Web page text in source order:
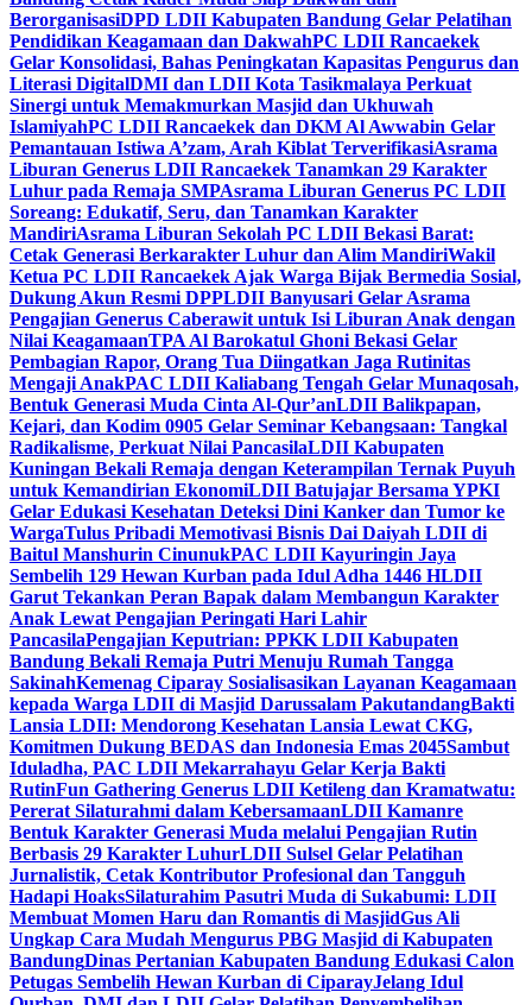
BerorganisasiDPD LDII Kabupaten Bandung Gelar Pelatihan
Pendidikan Keagamaan dan DakwahPC LDII Rancaekek
Gelar Konsolidasi, Bahas Peningkatan Kapasitas Pengurus dan
Literasi DigitalDMI dan LDII Kota Tasikmalaya Perkuat
Sinergi untuk Memakmurkan Masjid dan Ukhuwah
IslamiyahPC LDII Rancaekek dan DKM Al Awwabin Gelar
Pemantauan Istiwa A’zam, Arah Kiblat TerverifikasiAsrama
Liburan Generus LDII Rancaekek Tanamkan 29 Karakter
Luhur pada Remaja SMPAsrama Liburan Generus PC LDII
Soreang: Edukatif, Seru, dan Tanamkan Karakter
MandiriAsrama Liburan Sekolah PC LDII Bekasi Barat:
Cetak Generasi Berkarakter Luhur dan Alim MandiriWakil
Ketua PC LDII Rancaekek Ajak Warga Bijak Bermedia Sosial,
Dukung Akun Resmi DPPLDII Banyusari Gelar Asrama
Pengajian Generus Caberawit untuk Isi Liburan Anak dengan
Nilai KeagamaanTPA Al Barokatul Ghoni Bekasi Gelar
Pembagian Rapor, Orang Tua Diingatkan Jaga Rutinitas
Mengaji AnakPAC LDII Kaliabang Tengah Gelar Munaqosah,
Bentuk Generasi Muda Cinta Al-Qur’anLDII Balikpapan,
Kejari, dan Kodim 0905 Gelar Seminar Kebangsaan: Tangkal
Radikalisme, Perkuat Nilai PancasilaLDII Kabupaten
Kuningan Bekali Remaja dengan Keterampilan Ternak Puyuh
untuk Kemandirian EkonomiLDII Batujajar Bersama YPKI
Gelar Edukasi Kesehatan Deteksi Dini Kanker dan Tumor ke
WargaTulus Pribadi Memotivasi Bisnis Dai Daiyah LDII di
Baitul Manshurin CinunukPAC LDII Kayuringin Jaya
Sembelih 129 Hewan Kurban pada Idul Adha 1446 HLDII
Garut Tekankan Peran Bapak dalam Membangun Karakter
Anak Lewat Pengajian Peringati Hari Lahir
PancasilaPengajian Keputrian: PPKK LDII Kabupaten
Bandung Bekali Remaja Putri Menuju Rumah Tangga
SakinahKemenag Ciparay Sosialisasikan Layanan Keagamaan
kepada Warga LDII di Masjid Darussalam PakutandangBakti
Lansia LDII: Mendorong Kesehatan Lansia Lewat CKG,
Komitmen Dukung BEDAS dan Indonesia Emas 2045Sambut
Iduladha, PAC LDII Mekarrahayu Gelar Kerja Bakti
RutinFun Gathering Generus LDII Ketileng dan Kramatwatu:
Pererat Silaturahmi dalam KebersamaanLDII Kamanre
Bentuk Karakter Generasi Muda melalui Pengajian Rutin
Berbasis 29 Karakter LuhurLDII Sulsel Gelar Pelatihan
Jurnalistik, Cetak Kontributor Profesional dan Tangguh
Hadapi HoaksSilaturahim Pasutri Muda di Sukabumi: LDII
Membuat Momen Haru dan Romantis di MasjidGus Ali
Ungkap Cara Mudah Mengurus PBG Masjid di Kabupaten
BandungDinas Pertanian Kabupaten Bandung Edukasi Calon
Petugas Sembelih Hewan Kurban di CiparayJelang Idul